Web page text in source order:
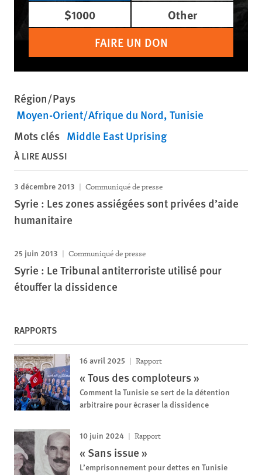
$1000
Other
FAIRE UN DON
Région/Pays
Moyen-Orient/Afrique du Nord Tunisie
Mots clés Middle East Uprising
À LIRE AUSSI
3 décembre 2013 Communiqué de presse
Syrie : Les zones assiégées sont privées d’aide
humanitaire
25 juin 2013 Communiqué de presse
Syrie : Le Tribunal antiterroriste utilisé pour
étouffer la dissidence
RAPPORTS
16 avril 2025 Rapport
« Tous des comploteurs »
Comment la Tunisie se sert de la détention
arbitraire pour écraser la dissidence
10 juin 2024 Rapport
« Sans issue »
L’emprisonnement pour dettes en Tunisie